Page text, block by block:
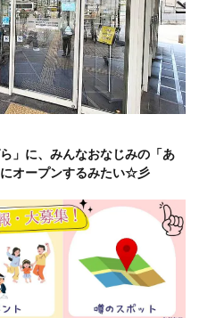
」に、みんなおなじみの「あ
オープンするみたい☆彡